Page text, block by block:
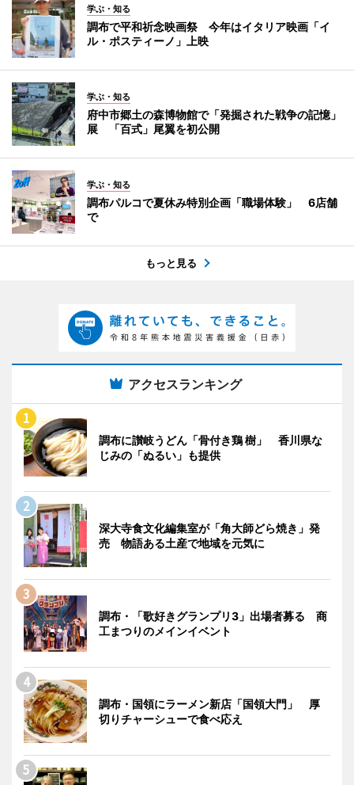
学ぶ・知る
調布で平和祈念映画祭 今年はイタリア映画「イ
ル・ポスティーノ」上映
学ぶ・知る
府中市郷土の森博物館で「発掘された戦争の記憶」
展 「百式」尾翼を初公開
学ぶ・知る
調布パルコで夏休み特別企画「職場体験」 6店舗
で
もっと見る
アクセスランキング
調布に讃岐うどん「骨付き鶏 樹」 香川県な
じみの「ぬるい」も提供
深大寺食文化編集室が「角大師どら焼き」発
売 物語ある土産で地域を元気に
調布・「歌好きグランプリ3」出場者募る 商
工まつりのメインイベント
調布・国領にラーメン新店「国領大門」 厚
切りチャーシューで食べ応え